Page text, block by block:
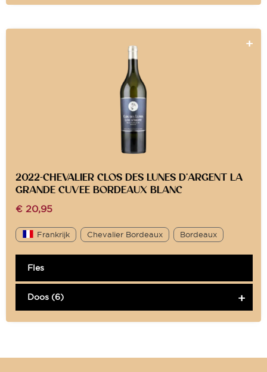
2022-CHEVALIER CLOS DES LUNES D’ARGENT LA
GRANDE CUVEE BORDEAUX BLANC
€ 20,95
Frankrijk Chevalier Bordeaux Bordeaux
Fles
Doos (6)